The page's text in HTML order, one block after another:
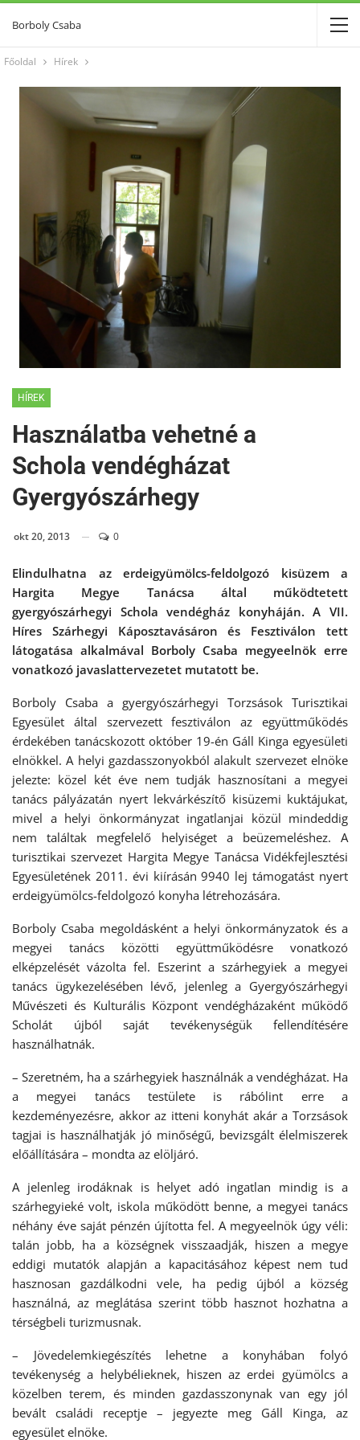
Borboly Csaba
Főoldal Hírek
HÍREK
Használatba vehetné a
Schola vendégházat
Gyergyószárhegy
okt 20, 2013 0
Elindulhatna az erdeigyümölcs-feldolgozó kisüzem a
Hargita Megye Tanácsa által működtetett
gyergyószárhegyi Schola vendégház konyháján. A VII.
Híres Szárhegyi Káposztavásáron és Fesztiválon tett
látogatása alkalmával Borboly Csaba megyeelnök erre
vonatkozó javaslattervezetet mutatott be.
Borboly Csaba a gyergyószárhegyi Torzsások Turisztikai
Egyesület által szervezett fesztiválon az együttműködés
érdekében tanácskozott október 19-én Gáll Kinga egyesületi
elnökkel. A helyi gazdasszonyokból alakult szervezet elnöke
jelezte: közel két éve nem tudják hasznosítani a megyei
tanács pályázatán nyert lekvárkészítő kisüzemi kuktájukat,
mivel a helyi önkormányzat ingatlanjai közül mindeddig
nem találtak megfelelő helyiséget a beüzemeléshez. A
turisztikai szervezet Hargita Megye Tanácsa Vidékfejlesztési
Egyesületének 2011. évi kiírásán 9940 lej támogatást nyert
erdeigyümölcs-feldolgozó konyha létrehozására.
Borboly Csaba megoldásként a helyi önkormányzatok és a
megyei tanács közötti együttműködésre vonatkozó
elképzelését vázolta fel. Eszerint a szárhegyiek a megyei
tanács ügykezelésében lévő, jelenleg a Gyergyószárhegyi
Művészeti és Kulturális Központ vendégházaként működő
Scholát újból saját tevékenységük fellendítésére
használhatnák.
– Szeretném, ha a szárhegyiek használnák a vendégházat. Ha
a megyei tanács testülete is rábólint erre a
kezdeményezésre, akkor az itteni konyhát akár a Torzsások
tagjai is használhatják jó minőségű, bevizsgált élelmiszerek
előállítására – mondta az elöljáró.
A jelenleg irodáknak is helyet adó ingatlan mindig is a
szárhegyieké volt, iskola működött benne, a megyei tanács
néhány éve saját pénzén újította fel. A megyeelnök úgy véli:
talán jobb, ha a községnek visszaadják, hiszen a megye
eddigi mutatók alapján a kapacitásához képest nem tud
hasznosan gazdálkodni vele, ha pedig újból a község
használná, az meglátása szerint több hasznot hozhatna a
térségbeli turizmusnak.
– Jövedelemkiegészítés lehetne a konyhában folyó
tevékenység a helybélieknek, hiszen az erdei gyümölcs a
közelben terem, és minden gazdasszonynak van egy jól
bevált családi receptje – jegyezte meg Gáll Kinga, az
egyesület elnöke.